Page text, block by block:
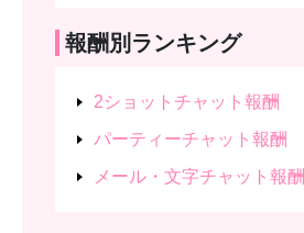
報酬別ランキング
2ショットチャット報酬
パーティーチャット報酬
メール・文字チャット報酬